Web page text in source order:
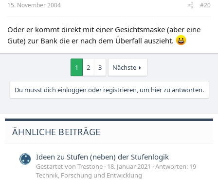
15. November 2004 #20
Oder er kommt direkt mit einer Gesichtsmaske (aber eine
Gute) zur Bank die er nach dem Überfall auszieht.
1 2 3 Nächste
Du musst dich einloggen oder registrieren, um hier zu antworten.
ÄHNLICHE BEITRÄGE
Ideen zu Stufen (neben) der Stufenlogik
Gestartet von Trestone 18. Januar 2021
Antworten: 19
Technik, Forschung und Entwicklung